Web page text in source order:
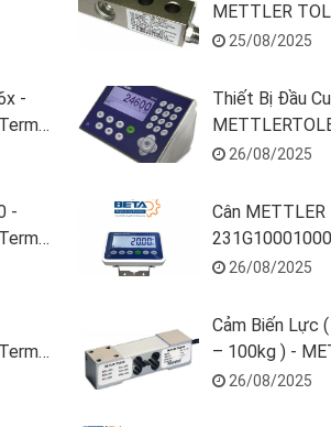
METTLER
25/08/2025
-
Thiết Bị Đầu
26/08/2025
-
Cân
26/08/2025
Cảm Biến Lực
– 100kg ) -
26/08/2025